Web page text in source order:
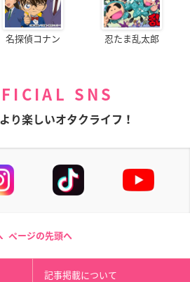
名探偵コナン 忍たま乱太郎
SNS
り楽しいオタクライフ！
ページの先頭へ
記事掲載について